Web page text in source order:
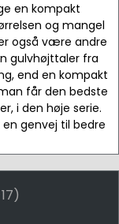
en kompakt
og mangel
også være andre
gulvhøjttaler fra
end en kompakt
får den bedste
i den høje serie.
genvej til bedre